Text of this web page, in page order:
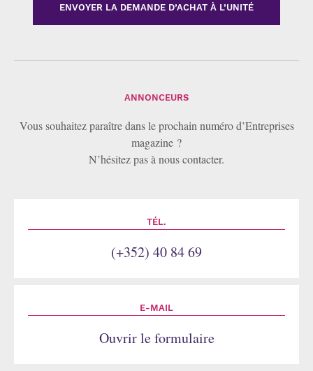
ENVOYER LA DEMANDE D’ACHAT À L’UNITÉ
ANNONCEURS
Vous souhaitez paraître dans le prochain numéro d’Entreprises
magazine ?
N’hésitez pas à nous contacter.
TÉL.
(+352) 40 84 69
E-MAIL
Ouvrir le formulaire